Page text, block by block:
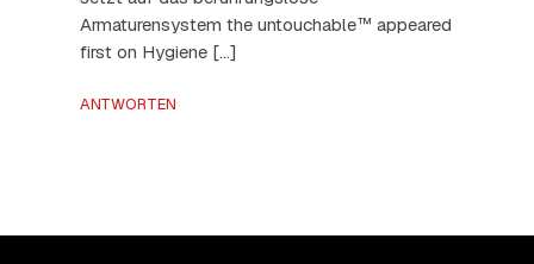
Armaturensystem the untouchable™ appeared
first on Hygiene […]
ANTWORTEN